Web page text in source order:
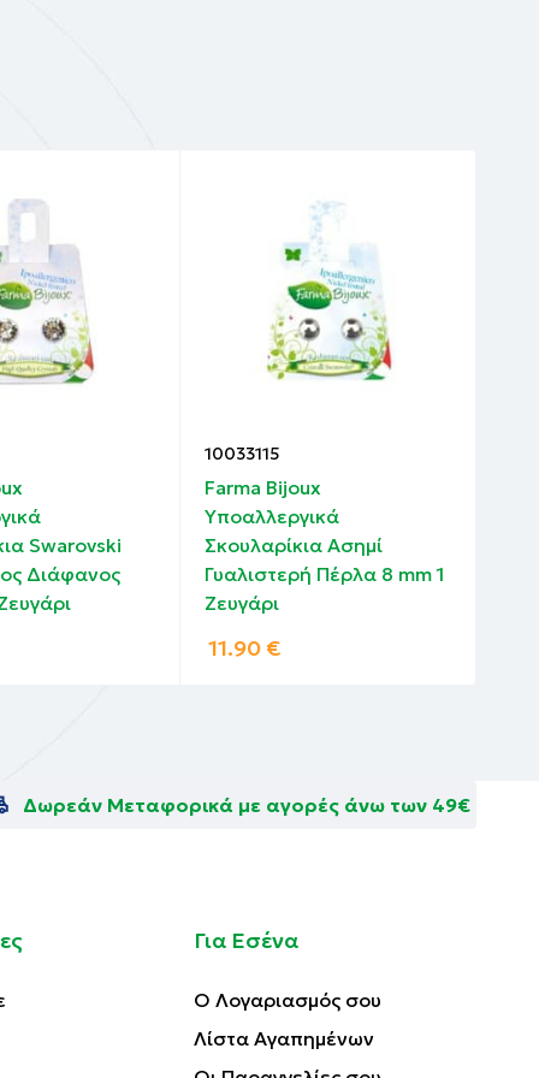
Swarovski
Διάφανος
10033115
Farma Bijoux
Υποαλλεργικά
Σκουλαρίκια Ασημί
Γυαλιστερή Πέρλα 8 mm 1
Ζευγάρι
11.90 €
Δωρεάν Μεταφορικά με αγορές άνω των 49€
Για Εσένα
Ο Λογαριασμός σου
Λίστα Αγαπημένων